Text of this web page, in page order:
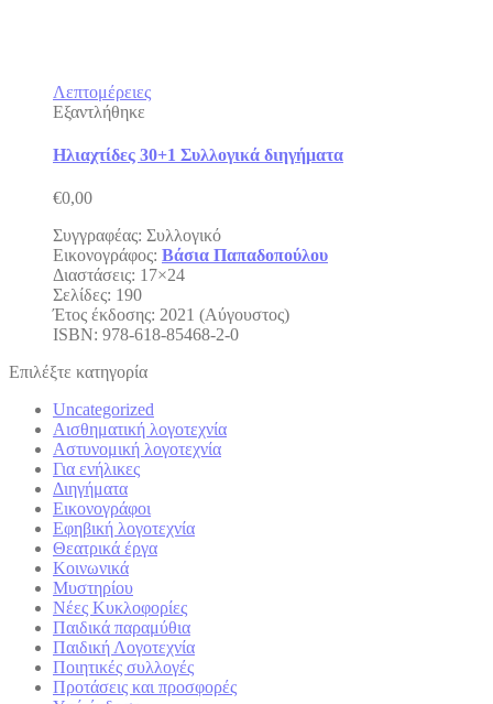
Λεπτομέρειες
Εξαντλήθηκε
Ηλιαχτίδες 30+1 Συλλογικά διηγήματα
€0,00
Συγγραφέας: Συλλογικό
Εικονογράφος: Βάσια Παπαδοπούλου
Διαστάσεις: 17×24
Σελίδες: 190
Έτος έκδοσης: 2021 (Αύγουστος)
ISBN: 978-618-85468-2-0
Επιλέξτε κατηγορία
Uncategorized
Αισθηματική λογοτεχνία
Αστυνομική λογοτεχνία
Για ενήλικες
Διηγήματα
Εικονογράφοι
Εφηβική λογοτεχνία
Θεατρικά έργα
Κοινωνικά
Μυστηρίου
Νέες Κυκλοφορίες
Παιδικά παραμύθια
Παιδική Λογοτεχνία
Ποιητικές συλλογές
Προτάσεις και προσφορές